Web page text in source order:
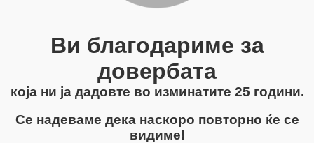
Ви благодариме за
довербата
која ни ја дадовте во изминатите 25 години.
Се надеваме дека наскоро повторно ќе се
видиме!